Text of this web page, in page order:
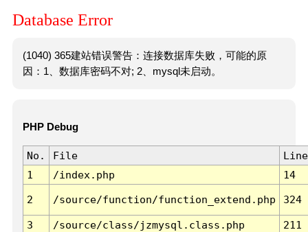
Database Error
(1040) 365建站错误警告：连接数据库失败，可能的原
因：1、数据库密码不对; 2、mysql未启动。
PHP Debug
No. File
Line
1
/index.php 14
2 /source/function/function_extend.php 324
3 /source/class/jzmysql.class.php
211